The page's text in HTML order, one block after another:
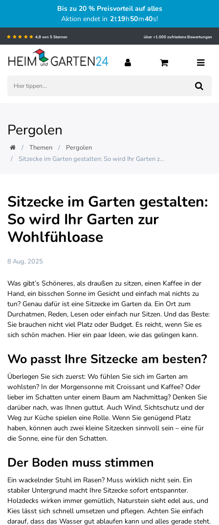
Bis zu 20 % Preisvorteil auf alles
Aktion endet in 2t19h50m39s!
4,8 von 5 Sternen über +1.000 zufriedene Bewertungen
Pergolen
Themen
Pergolen
Sitzecke im Garten gestalten: So wird Ihr Garten z...
Sitzecke im Garten gestalten:
So wird Ihr Garten zur
Wohlfühloase
8 Aug, 2025
Was gibt’s Schöneres, als draußen zu sitzen, einen Kaffee in der
Hand, ein bisschen Sonne im Gesicht und einfach mal nichts zu
tun? Genau dafür ist eine Sitzecke im Garten da. Ein Ort zum
Durchatmen, Reden, Lesen oder einfach nur Sitzen. Und das Beste:
Sie brauchen nicht viel Platz oder Budget. Es reicht, wenn Sie es
sich schön machen. Hier ein paar Ideen, wie das gelingen kann.
Wo passt Ihre Sitzecke am besten?
Überlegen Sie sich zuerst: Wo fühlen Sie sich im Garten am
wohlsten? In der Morgensonne mit Croissant und Kaffee? Oder
lieber im Schatten unter einem Baum am Nachmittag? Denken Sie
darüber nach, was Ihnen guttut. Auch Wind, Sichtschutz und der
Weg zur Küche spielen eine Rolle. Wenn Sie genügend Platz
haben, können auch zwei kleine Sitzecken sinnvoll sein – eine für
die Sonne, eine für den Schatten.
Der Boden muss stimmen
Ein wackelnder Stuhl im Rasen? Muss wirklich nicht sein. Ein
stabiler Untergrund macht Ihre Sitzecke sofort entspannter.
Holzdecks wirken immer gemütlich, Naturstein sieht edel aus, und
Kies lässt sich schnell umsetzen und pflegen. Achten Sie einfach
darauf, dass das Wasser gut ablaufen kann und alles gerade steht.